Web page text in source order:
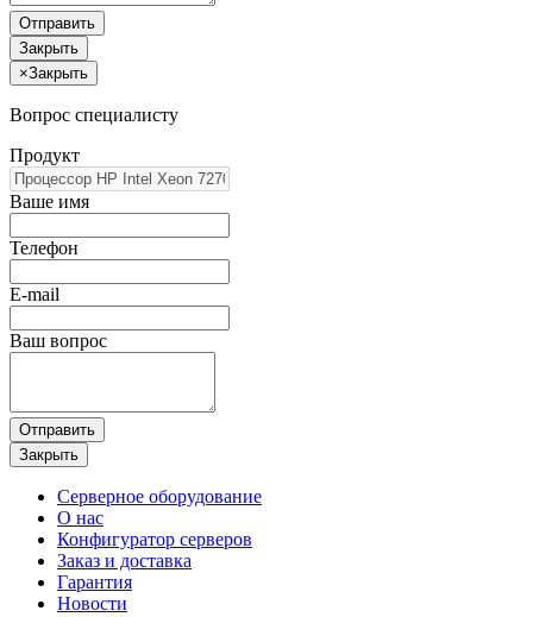
Отправить
Закрыть
×Закрыть
Вопрос специалисту
Продукт
Ваше имя
Телефон
E-mail
Ваш вопрос
Отправить
Закрыть
Серверное оборудование
О нас
Конфигуратор серверов
Заказ и доставка
Гарантия
Новости